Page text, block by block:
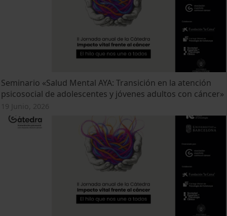
Seminario «Salud Mental AYA: Transición en la atención
psicosocial de adolescentes y jóvenes adultos con cáncer»
19 Junio, 2026